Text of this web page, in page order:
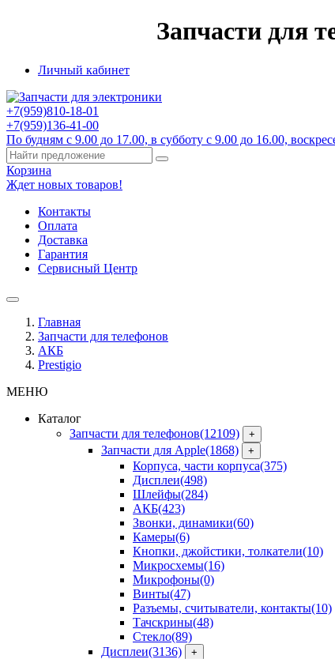
Запчасти для
Личный кабинет
+7(959)810-18-01
+7(959)136-41-00
По будням с 9.00 до 17.00, в субботу с 9.00 до 16.00,
Корзина
Ждет новых товаров!
Контакты
Оплата
Доставка
Гарантия
Сервисный Центр
Главная
Запчасти для телефонов
АКБ
Prestigio
МЕНЮ
Каталог
Запчасти для телефонов(12109) +
Запчасти для Apple(1868) +
Корпуса, части корпуса(375)
Дисплеи(498)
Шлейфы(284)
АКБ(423)
Звонки, динамики(60)
Камеры(6)
Кнопки, джойстики, толкатели(10)
Микросхемы(16)
Микрофоны(0)
Винты(47)
Разъемы, считыватели, контакты(10)
Тачскрины(48)
Стекло(89)
Дисплеи(3136) +